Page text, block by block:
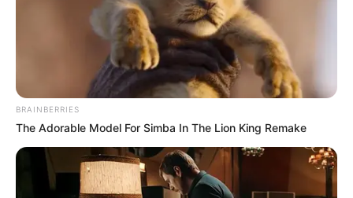
BRAINBERRIES
The Adorable Model For Simba In The Lion King Remake